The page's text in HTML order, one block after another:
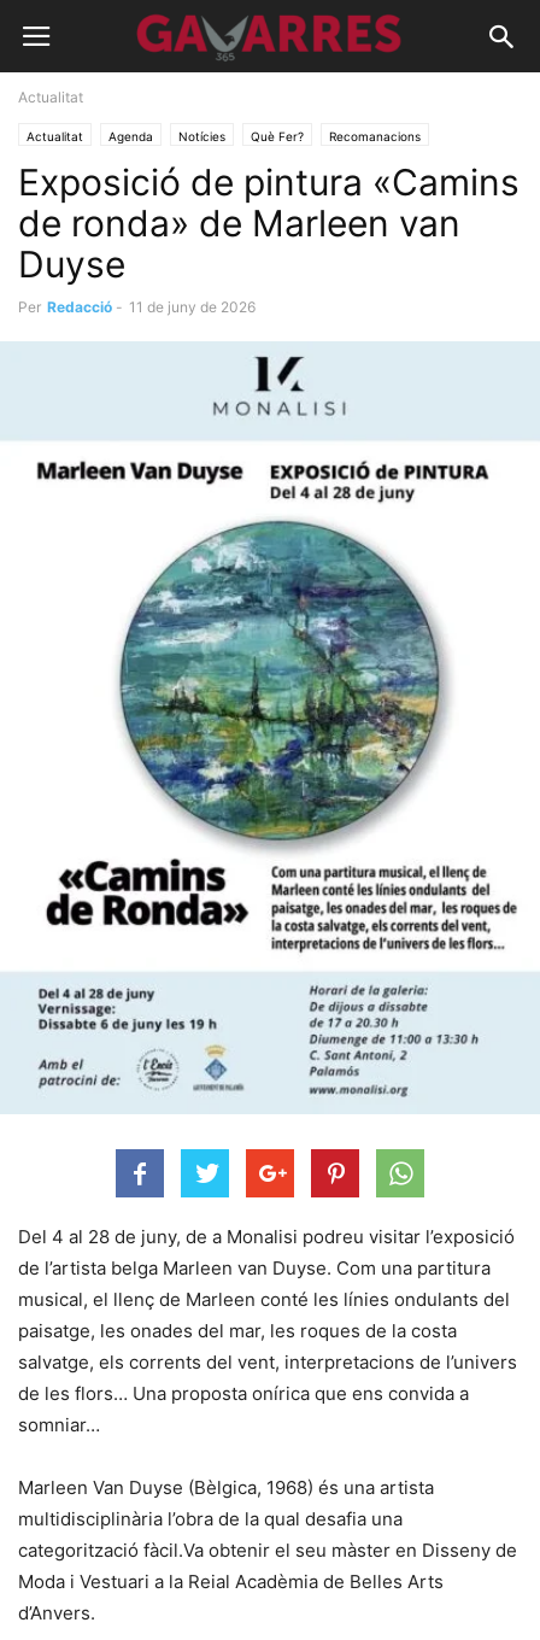
Actualitat
Actualitat Agenda Notícies Què Fer? Recomanacions
Exposició de pintura «Camins
de ronda» de Marleen van
Duyse
Per Redacció - 11 de juny de 2026
Del 4 al 28 de juny, de a Monalisi podreu visitar l’exposició
de l’artista belga Marleen van Duyse. Com una partitura
musical, el llenç de Marleen conté les línies ondulants del
paisatge, les onades del mar, les roques de la costa
salvatge, els corrents del vent, interpretacions de l’univers
de les flors… Una proposta onírica que ens convida a
somniar…
Marleen Van Duyse (Bèlgica, 1968) és una artista
multidisciplinària l’obra de la qual desafia una
categorització fàcil.Va obtenir el seu màster en Disseny de
Moda i Vestuari a la Reial Acadèmia de Belles Arts
d’Anvers.